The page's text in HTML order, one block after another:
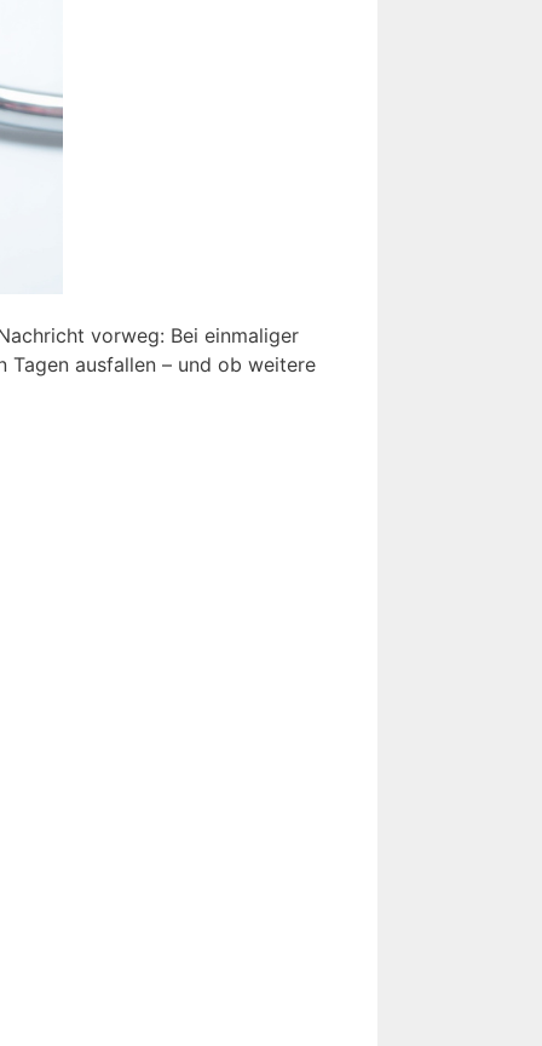
vorweg: Bei einmaliger
Tagen ausfallen – und ob weitere